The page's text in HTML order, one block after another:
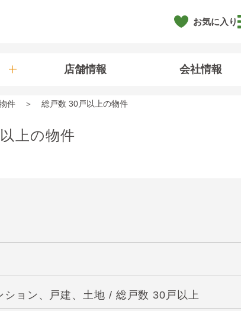
お気に入り
店舗情報 会社情報
件 総戸数 30戸以上の物件
上の物件
ョン、戸建、土地 / 総戸数 30戸以上